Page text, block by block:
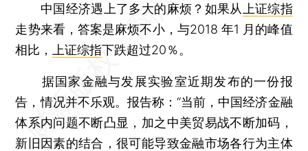
中国经济遇上了多大的麻烦？如果从 上证综指
走势来看，答案是麻烦不小，与2018 年1 月的峰值
相比，
上证综指下跌超过20％。
据国家金融与发展实验室近期发布的一份报
告，情况并不乐观。报告称：“当前，中国经济金融
体系内问题不断凸显，加之中美贸易战不断加码，
新旧因素的结合，很可能导致金融市场各行为主体